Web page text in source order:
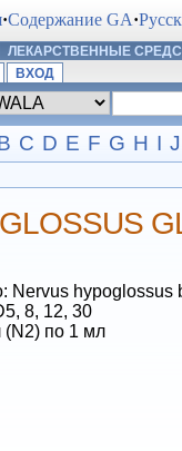
·Содержание GA·
ЛЕКАРСТВЕННЫЕ
ВХОД
C D E F G H I J
Nervus hypoglossus
8, 12, 30
(N2) по 1 мл